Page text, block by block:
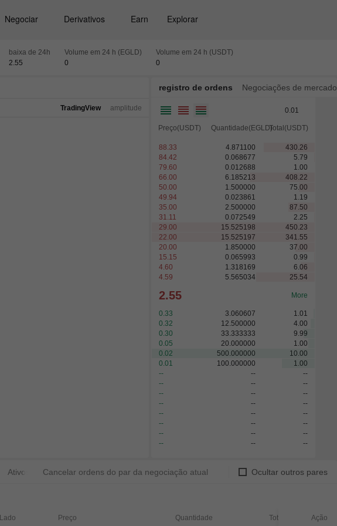
Negociar Derivativos Earn Explorar
baixa de 24h
2.55
Volume em 24 h (EGLD)
0
Volume em 24 h (USDT)
0
TradingView amplitude
registro de ordens Negociações de mercado
0.01
Preço(USDT) Quantidade(EGLD)Total(USDT)
88.33 4.871100
430.26
84.42
0.068677
5.79
79.60
0.012688
1.00
66.00
6.185213
408.22
50.00
1.500000
75.00
49.94
0.023861
1.19
35.00
2.500000
87.50
31.11
0.072549
2.25
29.00
15.525198
450.23
22.00
15.525197
341.55
20.00
1.850000
37.00
15.15
0.065993
0.99
4.60
1.318169
6.06
4.59
5.565034 25.54
2.55 More
0.33 3.060607
1.01
0.32
12.500000
4.00
0.30
33.333333
9.99
0.05
20.000000
1.00
0.02
500.000000
10.00
0.01
100.000000
1.00
--
--
--
--
--
--
--
--
--
--
--
--
--
--
--
--
--
--
--
--
--
--
-- --
Ativos Cancelar ordens do par da negociação atual Ocultar outros pares
Lado Preço Quantidade Total Ação